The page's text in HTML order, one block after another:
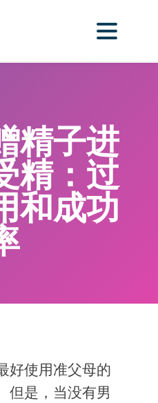
精子进
精：过
和成功
好使用准父母的
但是，当没有男